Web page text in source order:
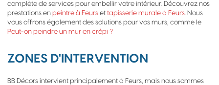
complète de services pour embellir votre intérieur. Découvrez nos
prestations en peintre à Feurs et tapisserie murale à Feurs. Nous
vous offrons également des solutions pour vos murs, comme le
Peut-on peindre un mur en crépi ?
ZONES D'INTERVENTION
BB Décors intervient principalement à Feurs, mais nous sommes